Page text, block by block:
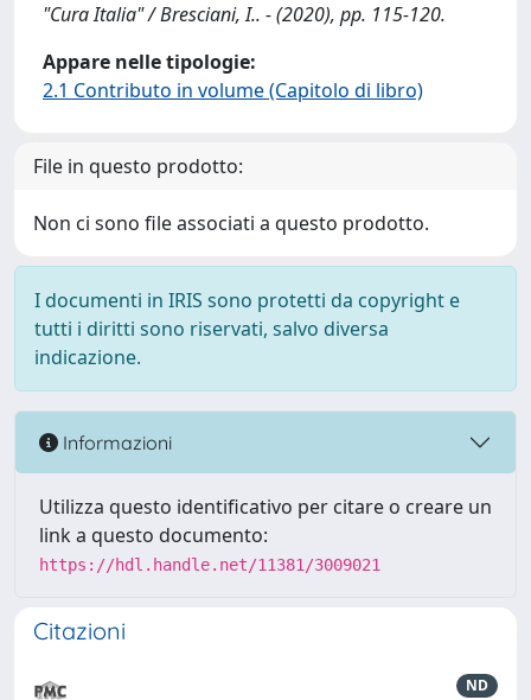
"Cura Italia" / Bresciani, I.. - (2020), pp. 115-120.
Appare nelle tipologie:
2.1 Contributo in volume (Capitolo di libro)
File in questo prodotto:
Non ci sono file associati a questo prodotto.
I documenti in IRIS sono protetti da copyright e
tutti i diritti sono riservati, salvo diversa
indicazione.
Informazioni
Utilizza questo identificativo per citare o creare un
link a questo documento:
https://hdl.handle.net/11381/3009021
Citazioni
ND